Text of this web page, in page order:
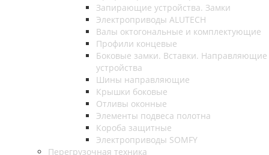
Запирающие устройства. Замки
Электроприводы ALUTECH
Валы октогональные и комплектующие
Профили концевые
Боковые замки. Вставки. Направляющие
устройства
Шины направляющие
Крышки боковые
Отливы оконные
Элементы подвеса полотна
Короба защитные
Электроприводы SOMFY
Перегрузочная техника